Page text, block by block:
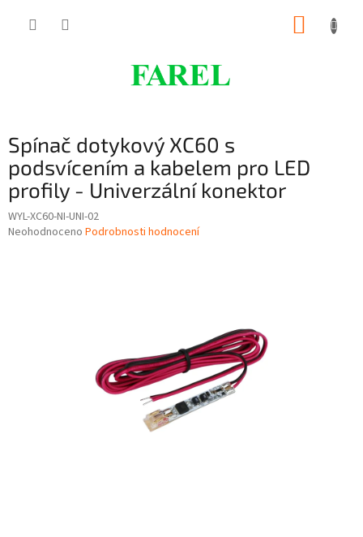
Spínač dotykový XC60 s
podsvícením a kabelem pro LED
profily - Univerzální konektor
WYL-XC60-NI-UNI-02
Průměrné
Neohodnoceno Podrobnosti hodnocení